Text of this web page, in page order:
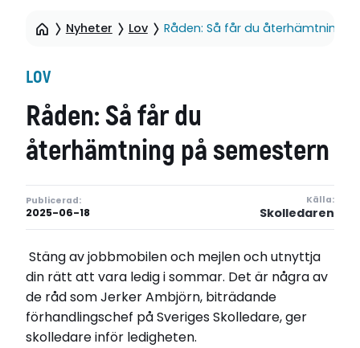
Nyheter Lov Råden: Så får du återhämtning
LOV
Råden: Så får du
återhämtning på semestern
Publicerad:
2025-06-18
Källa:
Skolledaren
Stäng av jobbmobilen och mejlen och utnyttja
din rätt att vara ledig i sommar. Det är några av
de råd som Jerker Ambjörn, biträdande
förhandlingschef på Sveriges Skolledare, ger
skolledare inför ledigheten.